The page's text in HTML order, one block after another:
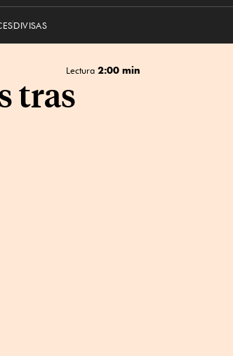
DIVISAS
Lectura 2:00 min
tras